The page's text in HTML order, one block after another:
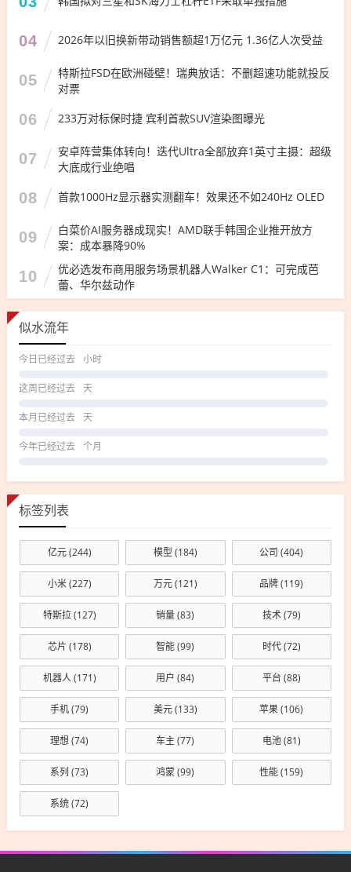
04 2026年以旧换新带动销售额超1万亿元 1.36亿人次受益
05
特斯拉FSD在欧洲碰壁！瑞典放话：不删超速功能就投反
对票
06 233万对标保时捷 宾利首款SUV渲染图曝光
07
安卓阵营集体转向！迭代Ultra全部放弃1英寸主摄：超级
大底成行业绝唱
08 首款1000Hz显示器实测翻车！效果还不如240Hz OLED
09
白菜价AI服务器成现实！AMD联手韩国企业推开放方
案：成本暴降90%
10
优必选发布商用服务场景机器人Walker C1：可完成芭
蕾、华尔兹动作
似水流年
今日已经过去 小时
这周已经过去 天
本月已经过去 天
今年已经过去 个月
标签列表
亿元(244) 模型 (184) 公司 (404)
小米(227) 万元(121) 品牌(119)
特斯拉(127) 销量(83) 技术(79)
芯片 (178) 智能(99) 时代(72)
机器人(171) 用户 (84) 平台 (88)
手机(79) 美元(133) 苹果(106)
理想(74) 车主 (77) 电池(81)
系列 (73) 鸿蒙(99) 性能(159)
系统(72)